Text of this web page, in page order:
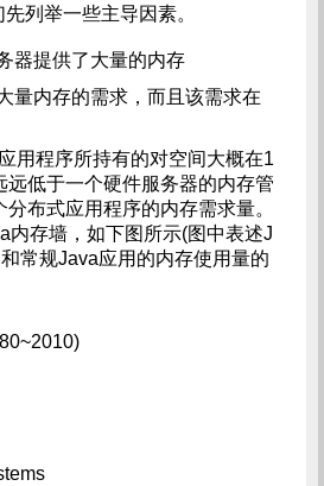
列举一些主导因素。
器提供了大量的内存
量内存的需求，而且该需求在
用程序所持有的对空间大概在1
远低于一个硬件服务器的内存管
布式应用程序的内存需求量。
内存墙，如下图所示(图中表述J
常规Java应用的内存使用量的